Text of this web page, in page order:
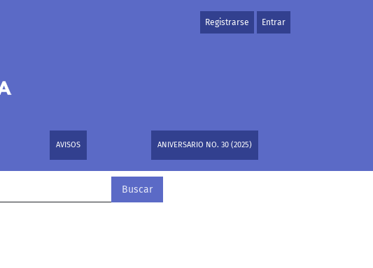
AVISOS ANIVERSARIO NO. 30 (2025)
Registrarse Entrar
Buscar